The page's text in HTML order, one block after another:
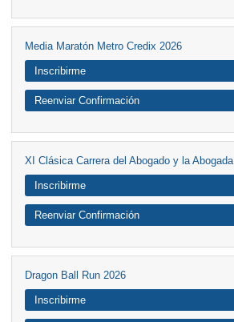
Media Maratón Metro Credix 2026
Inscribirme
Reenviar Confirmación
XI Clásica Carrera del Abogado y la Abogada
Inscribirme
Reenviar Confirmación
Dragon Ball Run 2026
Inscribirme